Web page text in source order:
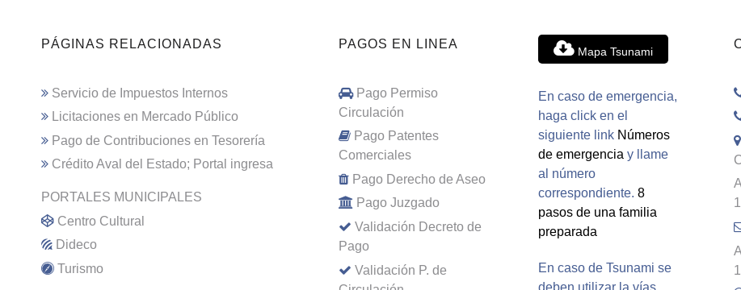
PÁGINAS RELACIONADAS
Servicio de Impuestos Internos
Licitaciones en Mercado Público
Pago de Contribuciones en Tesorería
Crédito Aval del Estado; Portal ingresa
PORTALES MUNICIPALES
Centro Cultural
Dideco
Turismo
PAGOS EN LINEA
Pago Permiso
Circulación
Pago Patentes
Comerciales
Pago Derecho de Aseo
Pago Juzgado
Validación Decreto de
Pago
Validación P. de
Mapa Tsunami
En caso de emergencia,
haga click en el
siguiente link Números
de emergencia y llame
al número
correspondiente. 8
pasos de una familia
preparada
En caso de Tsunami se
deben utilizar la vías
1